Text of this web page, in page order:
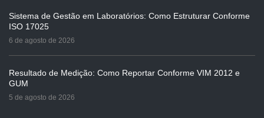
Sistema de Gestão em Laboratórios: Como Estruturar Conforme
ISO 17025
6 de agosto de 2026
Resultado de Medição: Como Reportar Conforme VIM 2012 e
GUM
5 de agosto de 2026